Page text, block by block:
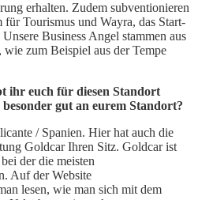
erhalten. Zudem subventionieren
für Tourismus und Wayra, das Start-
Business Angel stammen aus
zum Beispiel aus der Tempe
ihr euch für diesen Standort
gut an eurem Standort?
/ Spanien. Hier hat auch die
Goldcar Ihren Sitz. Goldcar ist
der die meisten
Auf der Website
lesen, wie man sich mit dem